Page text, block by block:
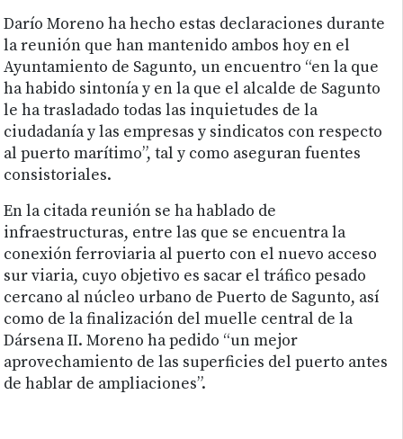
Darío Moreno ha hecho estas declaraciones durante
la reunión que han mantenido ambos hoy en el
Ayuntamiento de Sagunto, un encuentro “en la que
ha habido sintonía y en la que el alcalde de Sagunto
le ha trasladado todas las inquietudes de la
ciudadanía y las empresas y sindicatos con respecto
al puerto marítimo”, tal y como aseguran fuentes
consistoriales.
En la citada reunión se ha hablado de
infraestructuras, entre las que se encuentra la
conexión ferroviaria al puerto con el nuevo acceso
sur viaria, cuyo objetivo es sacar el tráfico pesado
cercano al núcleo urbano de Puerto de Sagunto, así
como de la finalización del muelle central de la
Dársena II. Moreno ha pedido “un mejor
aprovechamiento de las superficies del puerto antes
de hablar de ampliaciones”.